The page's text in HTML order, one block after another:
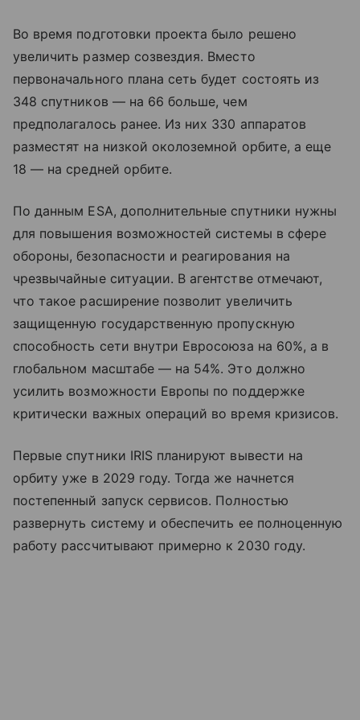
Во время подготовки проекта было решено
увеличить размер созвездия. Вместо
первоначального плана сеть будет состоять из
348 спутников — на 66 больше, чем
предполагалось ранее. Из них 330 аппаратов
разместят на низкой околоземной орбите, а еще
18 — на средней орбите.
По данным ESA, дополнительные спутники нужны
для повышения возможностей системы в сфере
обороны, безопасности и реагирования на
чрезвычайные ситуации. В агентстве отмечают,
что такое расширение позволит увеличить
защищенную государственную пропускную
способность сети внутри Евросоюза на 60%, а в
глобальном масштабе — на 54%. Это должно
усилить возможности Европы по поддержке
критически важных операций во время кризисов.
Первые спутники IRIS планируют вывести на
орбиту уже в 2029 году. Тогда же начнется
постепенный запуск сервисов. Полностью
развернуть систему и обеспечить ее полноценную
работу рассчитывают примерно к 2030 году.